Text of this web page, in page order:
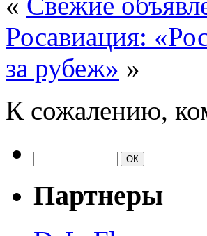
Росавиация:
за рубеж» »
К сожалению,
Партнеры